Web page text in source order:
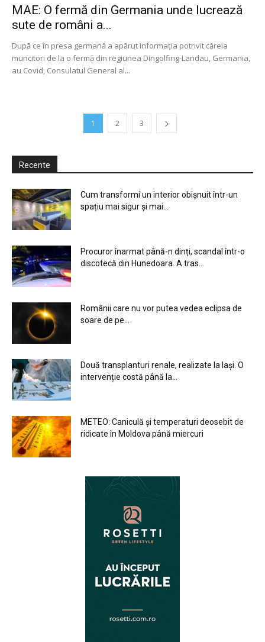
MAE: O fermă din Germania unde lucrează
sute de români a...
După ce în presa germană a apărut informația potrivit căreia
muncitori de la o fermă din regiunea Dingolfing-Landau, Germania,
au Covid, Consulatul General al...
1 2 3
Recente
Cum transformi un interior obișnuit într-un
spațiu mai sigur și mai...
Procuror înarmat până-n dinți, scandal într-o
discotecă din Hunedoara. A tras...
Românii care nu vor putea vedea eclipsa de
soare de pe...
Două transplanturi renale, realizate la Iași. O
intervenție costă până la...
METEO: Caniculă și temperaturi deosebit de
ridicate în Moldova până miercuri